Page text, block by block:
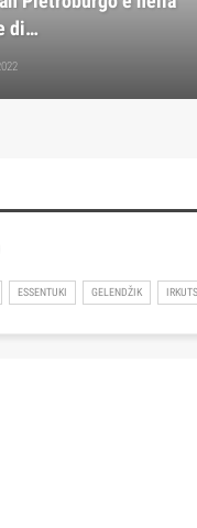
di…
ESSENTUKI GELENDŽIK